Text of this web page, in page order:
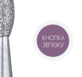
КНОПКА
ЗВ'ЯЗКУ